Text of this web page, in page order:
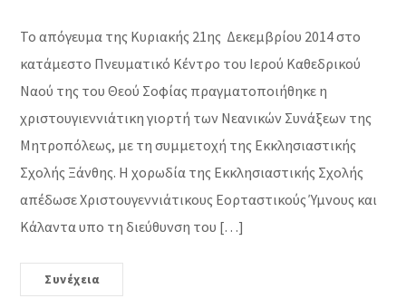
Το απόγευμα της Κυριακής 21ης Δεκεμβρίου 2014 στο
κατάμεστο Πνευματικό Κέντρο του Ιερού Καθεδρικού
Ναού της του Θεού Σοφίας πραγματοποιήθηκε η
χριστουγιεννιάτικη γιορτή των Νεανικών Συνάξεων της
Μητροπόλεως, με τη συμμετοχή της Εκκλησιαστικής
Σχολής Ξάνθης. Η χορωδία της Εκκλησιαστικής Σχολής
απέδωσε Χριστουγεννιάτικους Εορταστικούς Ύμνους και
Κάλαντα υπο τη διεύθυνση του […]
Συνέχεια